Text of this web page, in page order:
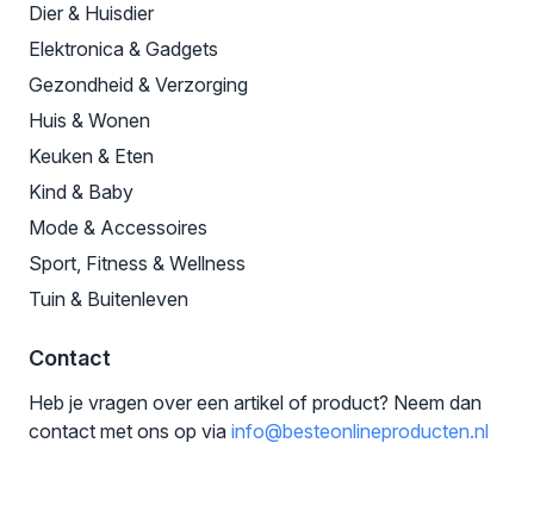
Dier & Huisdier
Elektronica & Gadgets
Gezondheid & Verzorging
Huis & Wonen
Keuken & Eten
Kind & Baby
Mode & Accessoires
Sport, Fitness & Wellness
Tuin & Buitenleven
Contact
Heb je vragen over een artikel of product? Neem dan
contact met ons op via info@besteonlineproducten.nl